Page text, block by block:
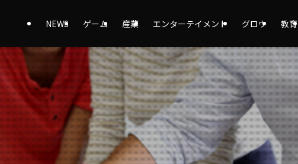
NEWS ゲーム 産業 エンターテイメント グロウ 教育